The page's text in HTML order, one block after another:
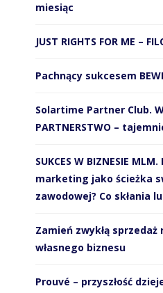
miesiąc
JUST RIGHTS FOR ME –
Pachnący sukcesem
Solartime Partner Club.
PARTNERSTWO –
SUKCES W BIZNESIE
marketing jako ścieżka
zawodowej? Co skłania
Zamień zwykłą sprzedaż
własnego biznesu
Prouvé – przyszłość